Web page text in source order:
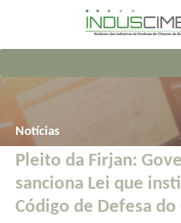
Notícias
Pleito da Firjan:
sanciona Lei que
Código de Defesa